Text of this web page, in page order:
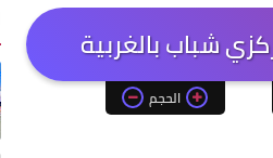
شباب بالغربية
الحجم